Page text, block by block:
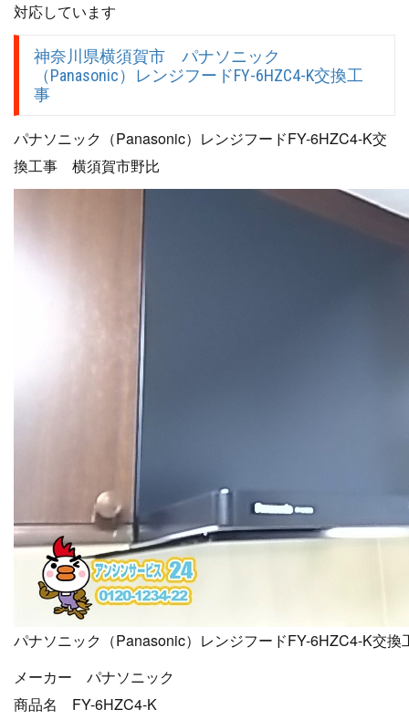
対応しています
神奈川県横須賀市 パナソニック
（Panasonic）レンジフードFY-6HZC4-K交換工
事
パナソニック（Panasonic）レンジフードFY-6HZC4-K交
換工事 横須賀市野比
パナソニック（Panasonic）レンジフードFY-6HZC4-K交
メーカー パナソニック
商品名 FY-6HZC4-K